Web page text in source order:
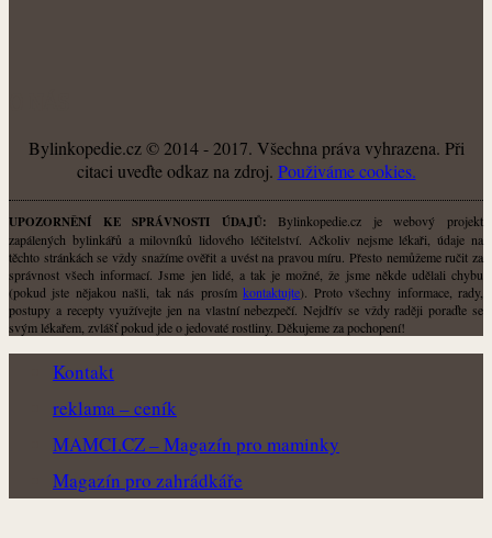
Bylinkopedie.cz © 2014 - 2017. Všechna práva vyhrazena. Při
citaci uveďte odkaz na zdroj. Použiváme cookies.
UPOZORNĚNÍ KE SPRÁVNOSTI ÚDAJŮ: Bylinkopedie.cz je webový projekt
zapálených bylinkářů a milovníků lidového léčitelství. Ačkoliv nejsme lékaři, údaje na
těchto stránkách se vždy snažíme ověřit a uvést na pravou míru. Přesto nemůžeme ručit za
správnost všech informací. Jsme jen lidé, a tak je možné, že jsme někde udělali chybu
(pokud jste nějakou našli, tak nás prosímkontaktujte). Proto všechny informace, rady,
postupy a recepty využívejte jen na vlastní nebezpečí. Nejdřív se vždy raději poraďte se
svým lékařem, zvlášť pokud jde o jedovaté rostliny. Děkujeme za pochopení!
Kontakt
reklama – ceník
MAMCI.CZ – Magazín pro maminky
Magazín pro zahrádkáře